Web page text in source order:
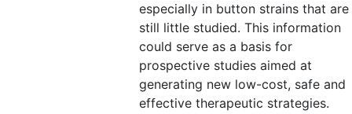
especially in button strains that are
still little studied. This information
could serve as a basis for
prospective studies aimed at
generating new low-cost, safe and
effective therapeutic strategies.